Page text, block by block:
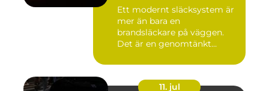
Ett modernt släcksystem är
mer än bara en
brandsläckare på väggen.
Det är en genomtänkt
11. jul